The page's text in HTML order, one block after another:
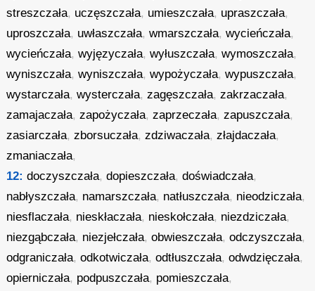
streszczała, uczęszczała, umieszczała, upraszczała,
uproszczała, uwłaszczała,wmarszczała,wycieńczała,
wycieńczała,wyjęzyczała,wyłuszczała,wymoszczała,
wyniszczała,wyniszczała,wypożyczała,wypuszczała,
wystarczała,wysterczała,zagęszczała,zakrzaczała,
zamajaczała,zapożyczała,zaprzeczała,zapuszczała,
zasiarczała,zborsuczała,zdziwaczała,złajdaczała,
zmaniaczała,
12: doczyszczała,dopieszczała,doświadczała,
nabłyszczała, namarszczała, natłuszczała, nieodziczała,
niesflaczała, nieskłaczała, nieskołczała, niezdziczała,
niezgąbczała, niezjełczała,obwieszczała,odczyszczała,
odgraniczała,odkotwiczała,odtłuszczała,odwdzięczała,
opierniczała, podpuszczała, pomieszczała,